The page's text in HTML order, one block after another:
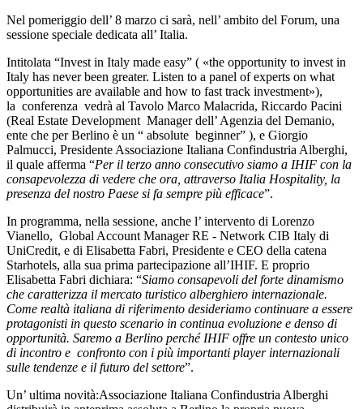
Nel pomeriggio dell’ 8 marzo ci sarà, nell’ ambito del Forum, una
sessione speciale dedicata all’ Italia.
Intitolata “Invest in Italy made easy” ( «the opportunity to invest in
Italy has never been greater. Listen to a panel of experts on what
opportunities are available and how to fast track investment»),
la conferenza vedrà al Tavolo Marco Malacrida, Riccardo Pacini
(Real Estate Development Manager dell’ Agenzia del Demanio,
ente che per Berlino è un “ absolute beginner” ), e Giorgio
Palmucci, Presidente Associazione Italiana Confindustria Alberghi,
il quale afferma “Per il terzo anno consecutivo siamo a IHIF con la
consapevolezza di vedere che ora, attraverso Italia Hospitality, la
presenza del nostro Paese si fa sempre più efficace”.
In programma, nella sessione, anche l’ intervento di Lorenzo
Vianello, Global Account Manager RE - Network CIB Italy di
UniCredit, e di Elisabetta Fabri, Presidente e CEO della catena
Starhotels, alla sua prima partecipazione all’IHIF. E proprio
Elisabetta Fabri dichiara: “Siamo consapevoli del forte dinamismo
che caratterizza il mercato turistico alberghiero internazionale.
Come realtà italiana di riferimento desideriamo continuare a essere
protagonisti in questo scenario in continua evoluzione e denso di
opportunità. Saremo a Berlino perché IHIF offre un contesto unico
di incontro e confronto con i più importanti player internazionali
sulle tendenze e il futuro del settore”.
Un’ ultima novità:Associazione Italiana Confindustria Alberghi